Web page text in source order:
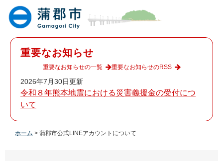
重要なお知らせ
2026年7月30日更新
令和８年熊本地震における災害義援金の受付につ
いて
重要なお知らせの一覧 重要なお知らせのRSS
ホーム > 蒲郡市公式LINEアカウントについて